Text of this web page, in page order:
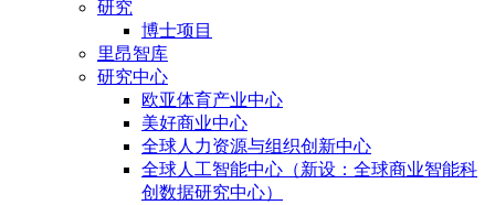
研究
博士项目
里昂智库
研究中心
欧亚体育产业中心
美好商业中心
全球人力资源与组织创新中心
全球人工智能中心（新设：全球商业智能科
创数据研究中心）